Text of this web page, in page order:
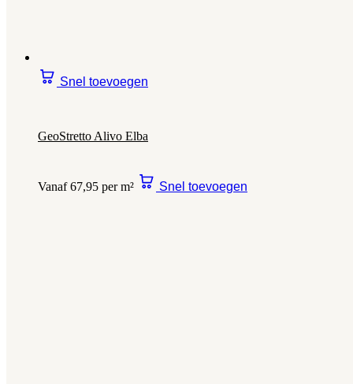
Snel toevoegen
GeoStretto Alivo Elba
Vanaf 67,95 per m² Snel toevoegen